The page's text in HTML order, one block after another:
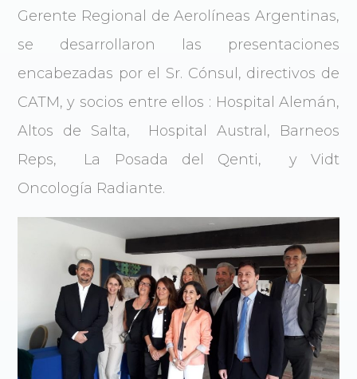
Gerente Regional de Aerolíneas Argentinas,
se desarrollaron las presentaciones
encabezadas por el Sr. Cónsul, directivos de
CATM, y socios entre ellos : Hospital Alemán,
Altos de Salta, Hospital Austral, Barneos
Reps, La Posada del Qenti, y Vidt
Oncología Radiante.